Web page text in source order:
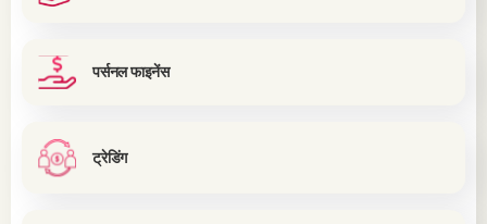
पर्सनल फाइनेंस
ट्रेडिंग